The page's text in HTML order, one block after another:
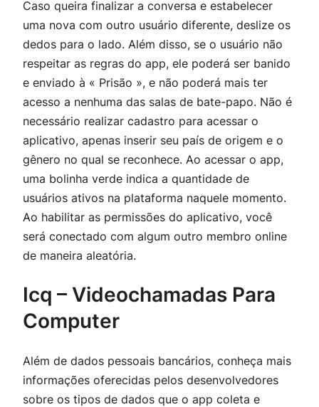
Caso queira finalizar a conversa e estabelecer
uma nova com outro usuário diferente, deslize os
dedos para o lado. Além disso, se o usuário não
respeitar as regras do app, ele poderá ser banido
e enviado à « Prisão », e não poderá mais ter
acesso a nenhuma das salas de bate-papo. Não é
necessário realizar cadastro para acessar o
aplicativo, apenas inserir seu país de origem e o
gênero no qual se reconhece. Ao acessar o app,
uma bolinha verde indica a quantidade de
usuários ativos na plataforma naquele momento.
Ao habilitar as permissões do aplicativo, você
será conectado com algum outro membro online
de maneira aleatória.
Icq – Videochamadas Para
Computer
Além de dados pessoais bancários, conheça mais
informações oferecidas pelos desenvolvedores
sobre os tipos de dados que o app coleta e